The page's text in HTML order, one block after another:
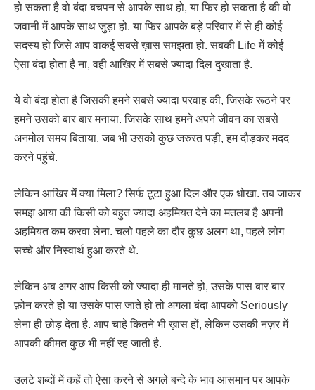
हो सकता है वो बंदा बचपन से आपके साथ हो, या फिर हो सकता है की वो
जवानी में आपके साथ जुड़ा हो. या फिर आपके बड़े परिवार में से ही कोई
सदस्य हो जिसे आप वाकई सबसे ख़ास समझता हो. सबकी Life में कोई
ऐसा बंदा होता है ना, वही आखिर में सबसे ज्यादा दिल दुखाता है.
ये वो बंदा होता है जिसकी हमने सबसे ज्यादा परवाह की, जिसके रूठने पर
हमने उसको बार बार मनाया. जिसके साथ हमने अपने जीवन का सबसे
अनमोल समय बिताया. जब भी उसको कुछ जरुरत पड़ी, हम दौड़कर मदद
करने पहुंचे.
लेकिन आखिर में क्या मिला? सिर्फ टूटा हुआ दिल और एक धोखा. तब जाकर
समझ आया की किसी को बहुत ज्यादा अहमियत देने का मतलब है अपनी
अहमियत कम करवा लेना. चलो पहले का दौर कुछ अलग था, पहले लोग
सच्चे और निस्वार्थ हुआ करते थे.
लेकिन अब अगर आप किसी को ज्यादा ही मानते हो, उसके पास बार बार
फ़ोन करते हो या उसके पास जाते हो तो अगला बंदा आपको Seriously
लेना ही छोड़ देता है. आप चाहे कितने भी ख़ास हों, लेकिन उसकी नज़र में
आपकी कीमत कुछ भी नहीं रह जाती है.
उलटे शब्दों में कहें तो ऐसा करने से अगले बन्दे के भाव आसमान पर आपके